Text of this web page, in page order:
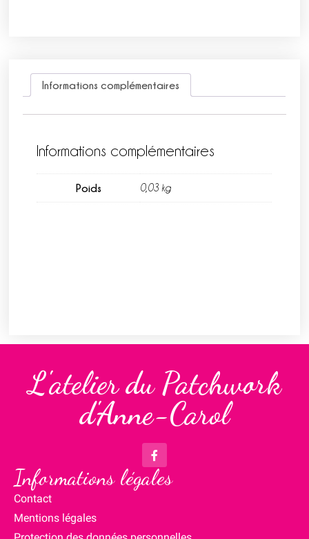
Informations complémentaires
Informations complémentaires
Poids 0,03 kg
L'atelier du Patchwork
d'Anne-Carol
Informations légales
Contact
Mentions légales